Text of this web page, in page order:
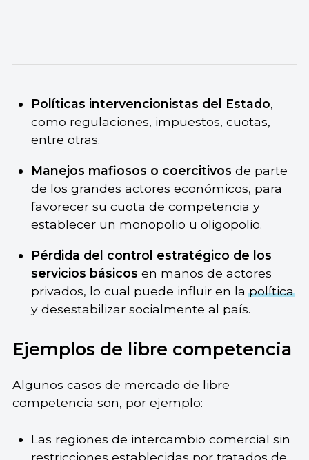
Políticas intervencionistas del Estado,
como regulaciones, impuestos, cuotas,
entre otras.
Manejos mafiosos o coercitivos de parte
de los grandes actores económicos, para
favorecer su cuota de competencia y
establecer un monopolio u oligopolio.
Pérdida del control estratégico de los
servicios básicos en manos de actores
privados, lo cual puede influir en lapolítica
y desestabilizar socialmente al país.
Ejemplos de libre competencia
Algunos casos de mercado de libre
competencia son, por ejemplo:
Las regiones de intercambio comercial sin
restricciones establecidas por tratados de